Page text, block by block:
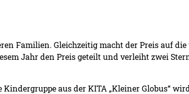
Familien. Gleichzeitig macht der Preis auf die
Jahr den Preis geteilt und verleiht zwei
aus der KITA „Kleiner Globus“